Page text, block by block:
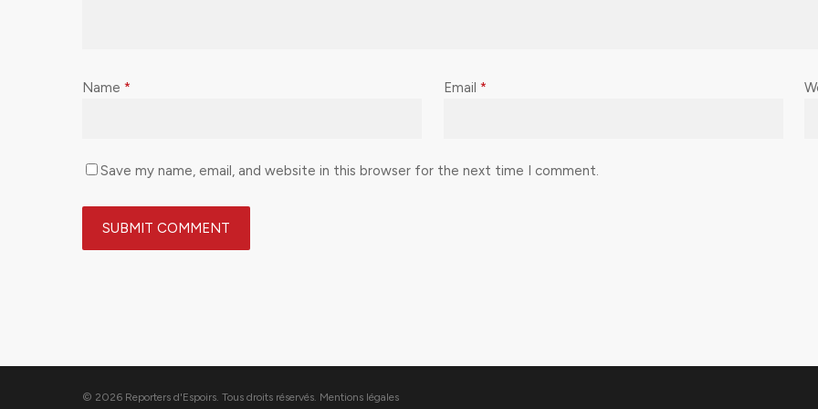
Name * Email *
Save my name, email, and website in this browser for the next time I comment.
© 2026 Reporters d'Espoirs. Tous droits réservés. Mentions légales